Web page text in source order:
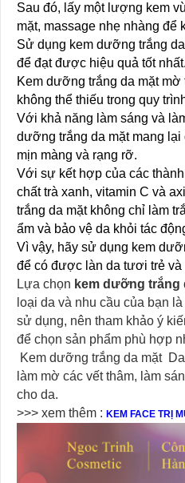
Sau đó, lấy một lượng kem
mặt, massage nhẹ nhàng để
Sử dụng kem dưỡng trắng
để đạt được hiệu quả tốt nhất.
Kem dưỡng trắng da mặt mờ
không thể thiếu trong quy
Với khả năng làm sáng và
dưỡng trắng da mặt mang lại
mịn màng và rạng rỡ.
Với sự kết hợp của các
chất trà xanh, vitamin C và
trắng da mặt không chỉ làm
ẩm và bảo vệ da khỏi tác
Vì vậy, hãy sử dụng kem
để có được làn da tươi trẻ
Lựa chọn kem dưỡng trắng
loại da và nhu cầu của bạn
sử dụng, nên tham khảo ý
để chọn sản phẩm phù hợp
Kem dưỡng trắng da mặt
làm mờ các vết thâm, làm
cho da.
>>> xem thêm : KEM FACE TRỊ